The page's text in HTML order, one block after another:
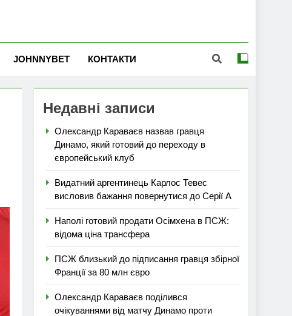
JOHNNYBET КОНТАКТИ
Недавні записи
Олександр Караваєв назвав гравця
Динамо, який готовий до переходу в
європейський клуб
Видатний аргентинець Карлос Тевес
висловив бажання повернутися до Серії А
Наполі готовий продати Осімхена в ПСЖ:
відома ціна трансфера
ПСЖ близький до підписання гравця збірної
Франції за 80 млн євро
Олександр Караваєв поділився
очікуваннями від матчу Динамо проти